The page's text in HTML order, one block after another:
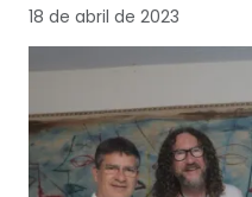
18 de abril de 2023